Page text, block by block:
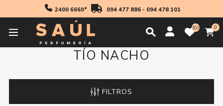
2400 6660* 094 477 886- 094 478 101
0 0
TÍO NACHO
FILTROS